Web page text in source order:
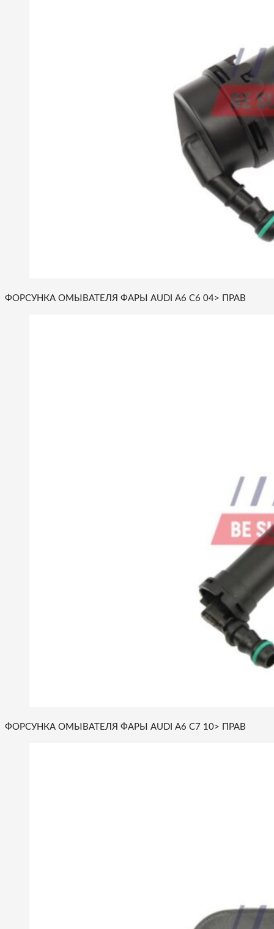
ФОРСУНКА ОМЫВАТЕЛЯ ФАРЫ AUDI A6 C6 04> ПРАВ
ФОРСУНКА ОМЫВАТЕЛЯ ФАРЫ AUDI A6 C7 10> ПРАВ